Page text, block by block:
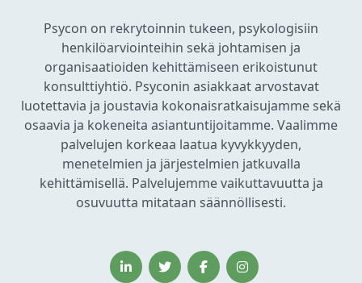
Psycon on rekrytoinnin tukeen, psykologisiin
henkilöarviointeihin sekä johtamisen ja
organisaatioiden kehittämiseen erikoistunut
konsulttiyhtiö. Psyconin asiakkaat arvostavat
luotettavia ja joustavia kokonaisratkaisujamme sekä
osaavia ja kokeneita asiantuntijoitamme. Vaalimme
palvelujen korkeaa laatua kyvykkyyden,
menetelmien ja järjestelmien jatkuvalla
kehittämisellä. Palvelujemme vaikuttavuutta ja
osuvuutta mitataan säännöllisesti.